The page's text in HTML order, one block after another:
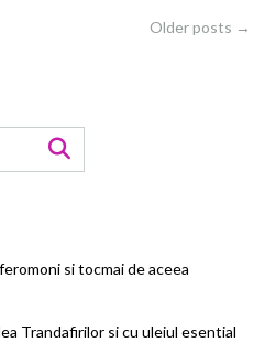
Older posts →
si tocmai de aceea
Trandafirilor si cu uleiul esential